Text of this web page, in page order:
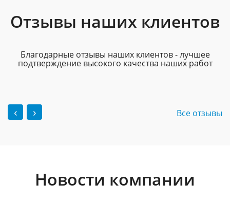
Отзывы наших клиентов
Благодарные отзывы наших клиентов - лучшее
подтверждение высокого качества наших работ
‹ › Все отзывы
Новости компании